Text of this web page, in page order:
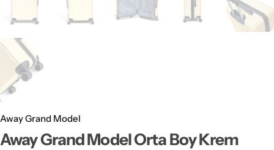
Away Grand Model
Away Grand Model Orta Boy Krem